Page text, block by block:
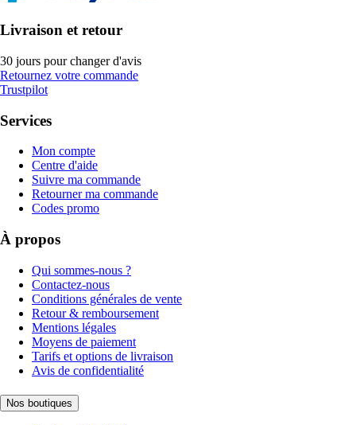
Livraison et retour
30 jours pour changer d'avis
Retournez votre commande
Trustpilot
Services
Mon compte
Centre d'aide
Suivre ma commande
Retourner ma commande
Codes promo
À propos
Qui sommes-nous ?
Contactez-nous
Conditions générales de vente
Retour & remboursement
Mentions légales
Moyens de paiement
Tarifs et options de livraison
Avis de confidentialité
Nos boutiques